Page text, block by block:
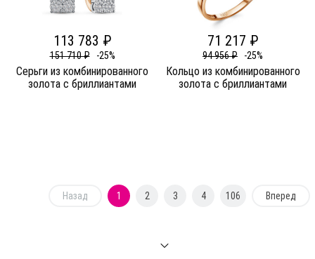
113 783 ₽
151 710 ₽ -25%
Серьги из комбинированного
золота c бриллиантами
71 217 ₽
94 956 ₽ -25%
Кольцо из комбинированного
золота c бриллиантами
Назад 1 2 3 4 106 Вперед